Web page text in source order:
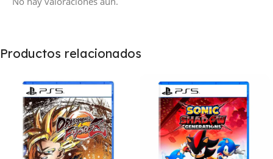
Productos relacionados